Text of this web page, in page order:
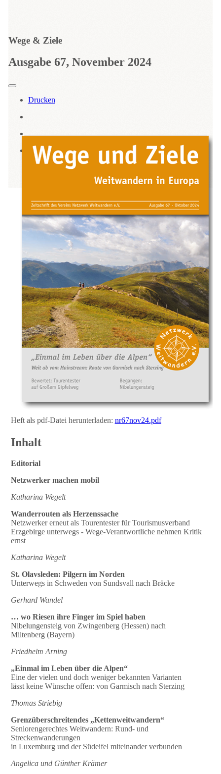
Wege & Ziele
Ausgabe 67, November 2024
Drucken
Heft als pdf-Datei herunterladen: nr67nov24.pdf
Inhalt
Editorial
Netzwerker machen mobil
Katharina Wegelt
Wanderrouten als Herzenssache
Netzwerker erneut als Tourentester für Tourismusverband
Erzgebirge unterwegs - Wege-Verantwortliche nehmen Kritik
ernst
Katharina Wegelt
St. Olavsleden: Pilgern im Norden
Unterwegs in Schweden von Sundsvall nach Bräcke
Gerhard Wandel
… wo Riesen ihre Finger im Spiel haben
Nibelungensteig von Zwingenberg (Hessen) nach
Miltenberg (Bayern)
Friedhelm Arning
„Einmal im Leben über die Alpen“
Eine der vielen und doch weniger bekannten Varianten
lässt keine Wünsche offen: von Garmisch nach Sterzing
Thomas Striebig
Grenzüberschreitendes „Kettenweitwandern“
Seniorengerechtes Weitwandern: Rund- und
Streckenwanderungen
in Luxemburg und der Südeifel miteinander verbunden
Angelica und Günther Krämer